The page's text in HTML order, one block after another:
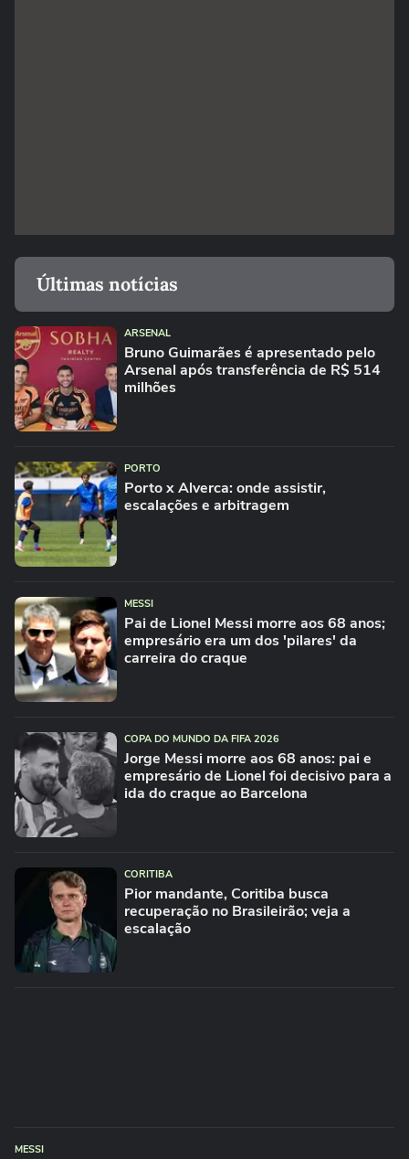
Últimas notícias
ARSENAL
Bruno Guimarães é apresentado pelo
Arsenal após transferência de R$ 514
milhões
PORTO
Porto x Alverca: onde assistir,
escalações e arbitragem
MESSI
Pai de Lionel Messi morre aos 68 anos;
empresário era um dos 'pilares' da
carreira do craque
COPA DO MUNDO DA FIFA 2026
Jorge Messi morre aos 68 anos: pai e
empresário de Lionel foi decisivo para a
ida do craque ao Barcelona
CORITIBA
Pior mandante, Coritiba busca
recuperação no Brasileirão; veja a
escalação
MESSI